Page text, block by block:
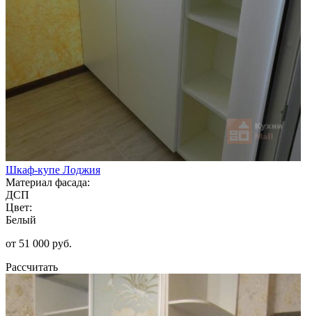
Шкаф-купе Лоджия
Материал фасада:
ДСП
Цвет:
Белый
от 51 000 руб.
Рассчитать